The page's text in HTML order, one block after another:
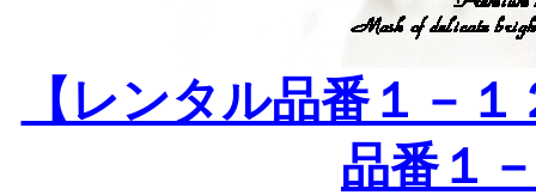
【レンタル品番１－
品番１